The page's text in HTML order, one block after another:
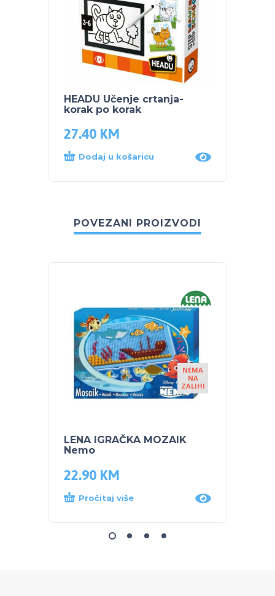
HEADU Učenje crtanja-
korak po korak
27.40 KM
Dodaj u košaricu
POVEZANI PROIZVODI
NEMA
NA
ZALIHI
LENA IGRAČKA MOZAIK
Nemo
22.90 KM
Pročitaj više